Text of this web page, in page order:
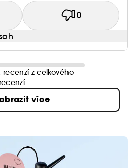
0
recenzí z celkového
více